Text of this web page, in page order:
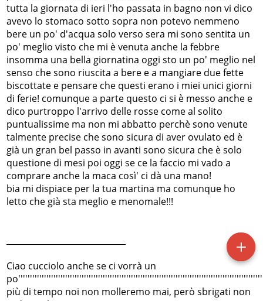
tutta la giornata di ieri l'ho passata in bagno non vi dico
avevo lo stomaco sotto sopra non potevo nemmeno
bere un po' d'acqua solo verso sera mi sono sentita un
po' meglio visto che mi è venuta anche la febbre
insomma una bella giornatina oggi sto un po' meglio nel
senso che sono riuscita a bere e a mangiare due fette
biscottate e pensare che questi erano i miei unici giorni
di ferie! comunque a parte questo ci si è messo anche e
dico purtroppo l'arrivo delle rosse come al solito
puntualissime ma non mi abbatto perchè sono venute
talmente precise che sono sicura di aver ovulato ed è
già un gran bel passo in avanti sono sicura che è solo
questione di mesi poi oggi se ce la faccio mi vado a
comprare anche la maca così' ci dà una mano!
bia mi dispiace per la tua martina ma comunque ho
letto che già sta meglio e menomale!!!
Ciao cucciolo anche se ci vorrà un
più di tempo noi non molleremo mai, però sbrigati non